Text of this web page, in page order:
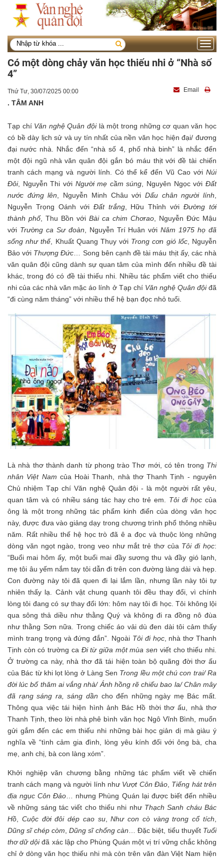
Toggle
Có một dòng chảy văn học thiếu nhi ở “Nhà số
4”
Thứ Tư, 30/07/2025 00:00 Email
. TÂM ANH
Tạp chí Văn nghệ Quân độilà một trong những cơ quan văn học
có bề dày lịch sử và uy tín nhất của nền văn học hiện đại/ đương
đại nước nhà. Nhắc đến “nhà số 4, phố nhà binh” là nhắc đến
một đội ngũ nhà văn quân đội gắn bó máu thịt với đề tài chiến
tranh cách mạng và người lính. Có thể kể đến Vũ Cao với Núi
Đôi, Nguyễn Thi với Người mẹ cầm súng, Nguyên Ngọc vớiĐất
nước đứng lên, Nguyễn Minh Châu với Dấu chân người lính,
Nguyễn Trọng Oánh với Đất trắng, Hữu Thỉnh vớiĐường tới
thành phố, Thu Bồn với Bài ca chim Chơrao, Nguyễn Đức Mậu
với Trường ca Sư đoàn, Nguyễn Trí Huân vớiNăm 1975 họ đã
sống như thế, Khuất Quang Thụy với Trong cơn gió lốc, Nguyễn
Bảo với Thượng Đức… Song bên cạnh đề tài máu thịt ấy, các nhà
văn quân đội cũng dành sự quan tâm của mình đến nhiều đề tài
khác, trong đó có đề tài thiếu nhi. Nhiều tác phẩm viết cho thiếu
nhi của các nhà văn mặc áo lính ở Tạp chí Văn nghệ Quân độiđã
“đi cùng năm tháng” với nhiều thế hệ bạn đọc nhỏ tuổi.
Là nhà thơ thành danh từ phong trào Thơ mới, có tên trong Thi
nhân Việt Nam của Hoài Thanh, nhà thơ Thanh Tịnh - nguyên
Chủ nhiệm Tạp chí Văn nghệ Quân đội - là một người rất yêu,
quan tâm và có nhiều sáng tác hay cho trẻ em. Tôi đi học của
ông là một trong những tác phẩm kinh điển của dòng văn học
này, được đưa vào giảng dạy trong chương trình phổ thông nhiều
năm. Rất nhiều thế hệ học trò đã ê a đọc và thuộc lòng những
dòng văn ngọt ngào, trong veo như mắt trẻ thơ của Tôi đi học:
“Buổi mai hôm ấy, một buổi mai đầy sương thu và đầy gió lạnh,
mẹ tôi âu yếm nắm tay tôi dẫn đi trên con đường làng dài và hẹp.
Con đường này tôi đã quen đi lại lắm lần, nhưng lần này tôi tự
nhiên thấy lạ. Cảnh vật chung quanh tôi đều thay đổi, vì chính
lòng tôi đang có sự thay đổi lớn: hôm nay tôi đi học. Tôi không lội
qua sông thả diều như thằng Quý và không đi ra đồng nô đùa
như thằng Sơn nữa. Trong chiếc áo vải dù đen dài tôi cảm thấy
mình trang trọng và đứng đắn”. Ngoài Tôi đi học, nhà thơ Thanh
Tịnh còn có trường ca Đi từ giữa một mùa sen viết cho thiếu nhi.
Ở trường ca này, nhà thơ đã tái hiện toàn bộ quãng đời thơ ấu
của Bác từ khi lọt lòng ở Làng Sen Trong lều một chú con trai/ Ra
đời lúc bố thăm ai vắng nhà/ Ánh hồng rẽ chiếu bao la/ Chân mây
đã rạng sáng ra, sáng dần cho đến những ngày mẹ Bác mất.
Thông qua việc tái hiện hình ảnh Bác Hồ thời thơ ấu, nhà thơ
Thanh Tịnh, theo lời nhà phê bình văn học Ngô Vĩnh Bình, muốn
gửi gắm đến các em thiếu nhi những bài học giản dị mà giàu ý
nghĩa về “tình cảm gia đình, lòng yêu kính đối với ông bà, cha
mẹ, anh chị, bà con làng xóm”.
Khởi nghiệp văn chương bằng những tác phẩm viết về chiến
tranh cách mạng và người lính như Vượt Côn Đảo Tiếng hát trên
địa ngục Côn Đảo … nhưng Phùng Quán lại được biết đến nhiều
về những sáng tác viết cho thiếu nhi như Thạch Sanh cháu Bác
Hồ
Cuộc đời đôi dép cao su,Như con cò vàng trong cổ tích
Dũng sĩ chép còm Dũng sĩ chống càn … Đặc biệt, tiểu thuyết Tuổi
thơ dữ dộiđã xác lập cho Phùng Quán một vị trí vững chắc không
chỉ ở dòng văn học thiếu nhi mà còn trên văn đàn Việt Nam hiện